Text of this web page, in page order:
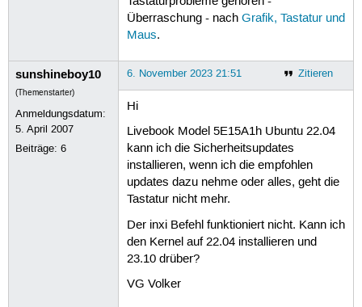
Überraschung - nach Grafik, Tastatur und
Maus.
sunshineboy10
(Themenstarter)
Anmeldungsdatum:
5. April 2007
Beiträge:6
Zitieren
6. November 2023 21:51
Hi
Livebook Model 5E15A1h Ubuntu 22.04
kann ich die Sicherheitsupdates
installieren, wenn ich die empfohlen
updates dazu nehme oder alles, geht die
Tastatur nicht mehr.
Der inxi Befehl funktioniert nicht. Kann ich
den Kernel auf 22.04 installieren und
23.10 drüber?
VG Volker